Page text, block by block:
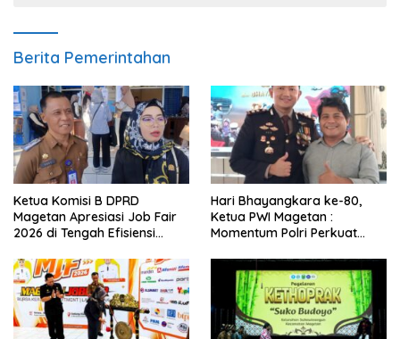
Berita Pemerintahan
Ketua Komisi B DPRD
Magetan Apresiasi Job Fair
2026 di Tengah Efisiensi
Hari Bhayangkara ke-80,
Ketua PWI Magetan :
Momentum Polri Perkuat